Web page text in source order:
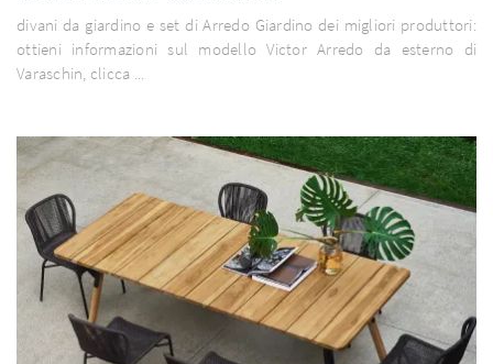
divani da giardino e set di Arredo Giardino dei migliori produttori:
ottieni informazioni sul modello Victor Arredo da esterno di
Varaschin, clicca ...